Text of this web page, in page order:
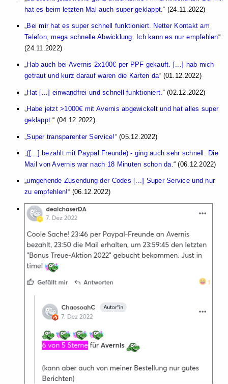
hat es beim letzten Mal auch super geklappt. (24.11.2022)
Bei mir hat es super schnell funktioniert. Netter Kontakt am
Telefon, mega schnelle Abwicklung. Ich kann es nur empfehlen
(24.11.2022)
Hab auch bei Avernis 2x100€ per PPF gekauft. [...] hab mich
getraut und kurz darauf waren die Karten da (01.12.2022)
Hat [...] einwandfrei und schnell funktioniert. (02.12.2022)
Habe jetzt >1000€ mit Avernis abgewickelt und hat alles super
geklappt. (04.12.2022)
Super transparenter Service! (05.12.2022)
([...] bezahlt mit Paypal Freunde) - ging auch sehr schnell. Die
Mail von Avernis war nach 18 Minuten schon da.
(06.12.2022)
umgehende Zusendung der Codes [...] Super Service und nur
zu empfehlen! (06.12.2022)